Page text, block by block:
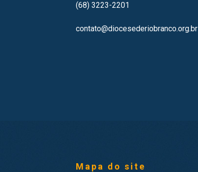
(68) 3223-2201
contato@diocesederiobranco.org.br
Mapa do site